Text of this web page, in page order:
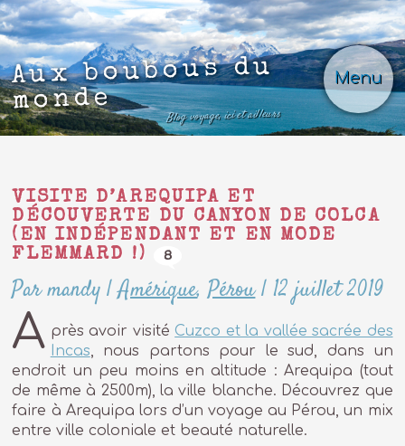
Menu
Aux boubous du
monde
Blog voyage, ici et ailleurs
VISITE D’AREQUIPA ET
DÉCOUVERTE DU CANYON DE COLCA
(EN INDÉPENDANT ET EN MODE
FLEMMARD !)
8
Par mandy |Amérique,Pérou|12 juillet 2019
A près avoir visité Cuzco et la vallée sacrée des
Incas , nous partons pour le sud, dans un
endroit un peu moins en altitude : Arequipa (tout
de même à 2500m), la ville blanche. Découvrez que
faire à Arequipa lors d’un voyage au Pérou, un mix
entre ville coloniale et beauté naturelle.